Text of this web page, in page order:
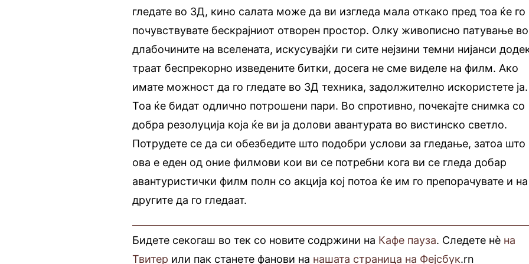
гледате во 3Д, кино салата може да ви изгледа мала откако пред тоа ќе го
почувствувате бескрајниот отворен простор. Олку живописно патување во
длабочините на вселената, искусувајќи ги сите нејзини темни нијанси
траат беспрекорно изведените битки, досега не сме виделе на филм. Ако
имате можност да го гледате во 3Д техника, задолжително искористете ја.
Тоа ќе бидат одлично потрошени пари. Во спротивно, почекајте снимка со
добра резолуција која ќе ви ја долови авантурата во вистинско светло.
Потрудете се да си обезбедите што подобри услови за гледање, затоа што
ова е еден од оние филмови кои ви се потребни кога ви се гледа добар
авантуристички филм полн со акција кој потоа ќе им го препорачувате и на
другите да го гледаат.
Бидете секогаш во тек со новите содржини на Кафе пауза. Следете нè на
Твитер или пак станете фанови на нашата страница на Фејсбук.rn